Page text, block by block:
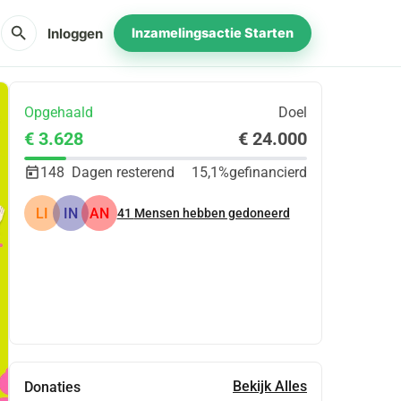
search Inloggen Inzamelingsactie Starten
Opgehaald Doel
€ 3.628 € 24.000
148 Dagen resterend 15,1%gefinancierd
LI IN AN 41 Mensen hebben gedoneerd
Donaties Bekijk Alles